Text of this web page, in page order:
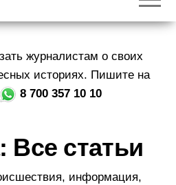
к
р
журналистам о своих
историях. Пишите на
8 700 357 10 10
Все статьи
информация,